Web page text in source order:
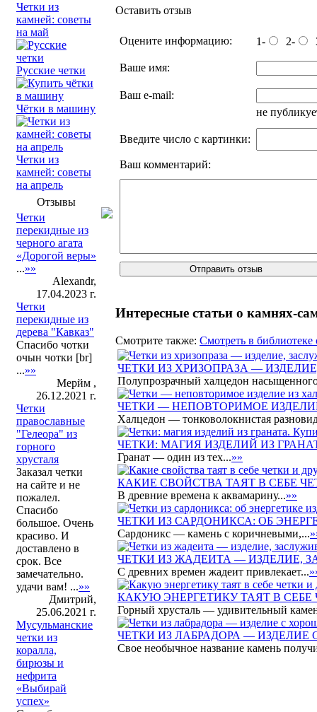
Четки из
камней: советы
на май
Русские четки
Чётки в машину
Четки из
камней: советы
на апрель
Отзывы
Четки
перекидные из
черного агата
«Дорогой веры»
...»»
Alexandr,
17.04.2023 г.
Четки
перекидные из
дерева "Кавказ"
Спасибо чотки
очын чотки [br]
...»»
Мерйм ,
26.12.2021 г.
Четки
православные
"Гелеора" из
горного
хрусталя
Заказал четки
на сайте и не
пожалел.
Спасибо
большое. Очень
красиво. И
доставлено в
срок. Все
замечательно.
удачи вам! ...»»
Дмитрий,
25.06.2021 г.
Мусульманские
четки из
коралла,
бирюзы и
нефрита
«Выбирай
успех»
Оставить отзыв
Оцените информацию: 1- 2-
Ваше имя:
Ваш e-mail:
не
Введите число с картинки:
Ваш комментарий:
Интересные статьи о камнях-
Смотрите также: Смотреть в библиотеке
ЧЕТКИ ИЗ ХРИЗОПРАЗА —
Полупрозрачный халцедон насыщенного
ЧЕТКИ — НЕПОВТОРИМОЕ
Халцедон — тонковолокнистая
ЧЕТКИ: МАГИЯ ИЗДЕЛИЙ ИЗ
Гранат — один из тех...»»
КАКИЕ СВОЙСТВА ТАЯТ В СЕБЕ
В древние времена к аквамарину...»»
ЧЕТКИ ИЗ САРДОНИКСА: ОБ
Сардоникс — камень с коричневыми,...
ЧЕТКИ ИЗ ЖАДЕИТА —
С древних времен жадеит привлекает...
КАКУЮ ЭНЕРГЕТИКУ ТАЯТ В СЕБЕ
Горный хрусталь — удивительный
ЧЕТКИ ИЗ ЛАБРАДОРА —
Свое необычное название камень